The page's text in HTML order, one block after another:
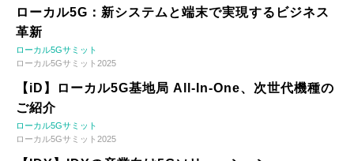
ローカル5G：新システムと端末で実現するビジネス
革新
ローカル5Gサミット
ローカル5Gサミット2025
【iD】ローカル5G基地局 All-In-One、次世代機種の
ご紹介
ローカル5Gサミット
ローカル5Gサミット2025